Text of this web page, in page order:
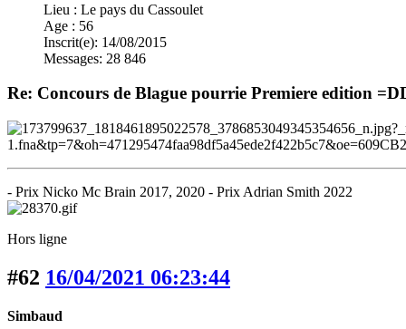
Lieu : Le pays du Cassoulet
Age : 56
Inscrit(e): 14/08/2015
Messages: 28 846
Re: Concours de Blague pourrie Premiere edition
- Prix Nicko Mc Brain 2017, 2020 - Prix Adrian Smith 2022
Hors ligne
#62 16/04/2021 06:23:44
Simbaud